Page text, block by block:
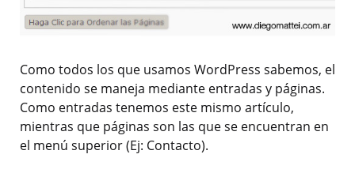
Como todos los que usamos WordPress sabemos, el
contenido se maneja mediante entradas y páginas.
Como entradas tenemos este mismo artículo,
mientras que páginas son las que se encuentran en
el menú superior (Ej: Contacto).